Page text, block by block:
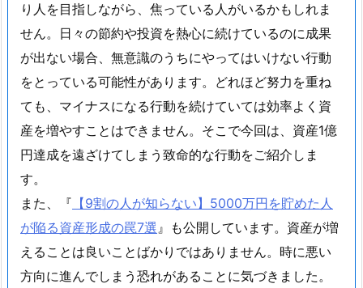
り人を目指しながら、焦っている人がいるかもしれま
せん。日々の節約や投資を熱心に続けているのに成果
が出ない場合、無意識のうちにやってはいけない行動
をとっている可能性があります。どれほど努力を重ね
ても、マイナスになる行動を続けていては効率よく資
産を増やすことはできません。そこで今回は、資産1億
円達成を遠ざけてしまう致命的な行動をご紹介しま
す。
また、『 【9割の人が知らない】5000万円を貯めた人
が陥る資産形成の罠7選』も公開しています。資産が増
えることは良いことばかりではありません。時に悪い
方向に進んでしまう恐れがあることに気づきました。